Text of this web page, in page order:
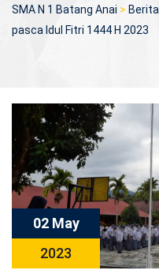
SMA N 1 Batang Anai > Berita
pasca Idul Fitri 1444 H 2023
02 May
2023